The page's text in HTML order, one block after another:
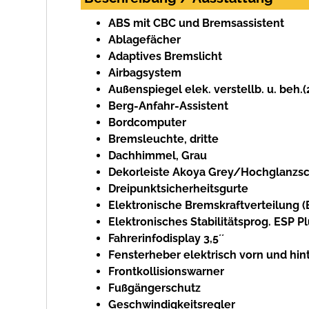
ABS mit CBC und Bremsassistent
Ablagefächer
Adaptives Bremslicht
Airbagsystem
Außenspiegel elek. verstellb. u.
Berg-Anfahr-Assistent
Bordcomputer
Bremsleuchte, dritte
Dachhimmel, Grau
Dekorleiste Akoya Grey/
Dreipunktsicherheitsgurte
Elektronische Bremskraftverteilung
Elektronisches Stabilitätsprog. ESP
Fahrerinfodisplay 3,5´´
Fensterheber elektrisch vorn und
Frontkollisionswarner
Fußgängerschutz
Geschwindigkeitsregler